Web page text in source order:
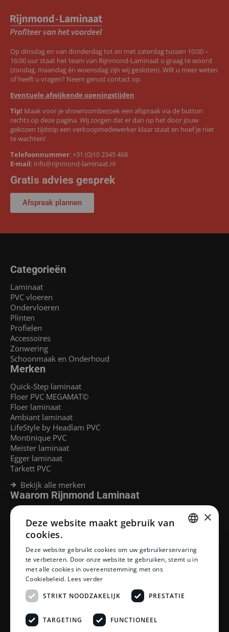
Op dinsdag en van donderdag tot en met zaterdag tussen 10:00 –
16:00 uur staat het team van Rijnmond-Laminaat u graag te woord
(zondag, maandag én woensdag zijn wij gesloten). Wilt u meer weten
of heeft u vragen? Neem gerust contact op.
Eventuele afwijkende openingstijden
Tip! Maak voor je showroombezoek een afspraak via de button
rechts op deze pagina. Wij zorgen dat er dan op het door jouw
gekozen tijdstip een verkoopmedewerker klaar staat en hoef je niet
te wachten!
Telefoonnummer:+31 (0)10 2345 468
E-mail: info@rijnmond-laminaat.nl
Gratis advies gesprek
Afspraak plannen
Categorieën
Laminaat
PVC vloeren
Ondervloeren
Plinten
Profielen
Accessoires
Zonwering
Schoonmaak en Onderhoud
Merken
Quick-Step laminaat
Floer PVC MEGAMAT©
Floer laminaat
Ambiant laminaat
LifeStyle by Headlam PVC
Montinique PVC
Meister laminaat
Egger laminaat
Tarkett PVC
Bekijk alle merken
Waarom Rijnmond Laminaat
Legservice
Laminaat Capelle aan den Ijssel
Laminaat voor vloerverwarming
Klantenservice
Betaalmethoden
Openingstijden showroom
Afhalen en bezorgen
Retourprocedure
Veelgestelde vragen
Legservice
DUTCH
×
Deze website maakt gebruik van
cookies.
Deze website gebruikt cookies om uw gebruikerservaring
te verbeteren. Door onze website te gebruiken, stemt u in
met alle cookies in overeenstemming met ons
Cookiebeleid. Lees verder
STRIKT NOODZAKELIJK
PRESTATIE
TARGETING FUNCTIONEEL